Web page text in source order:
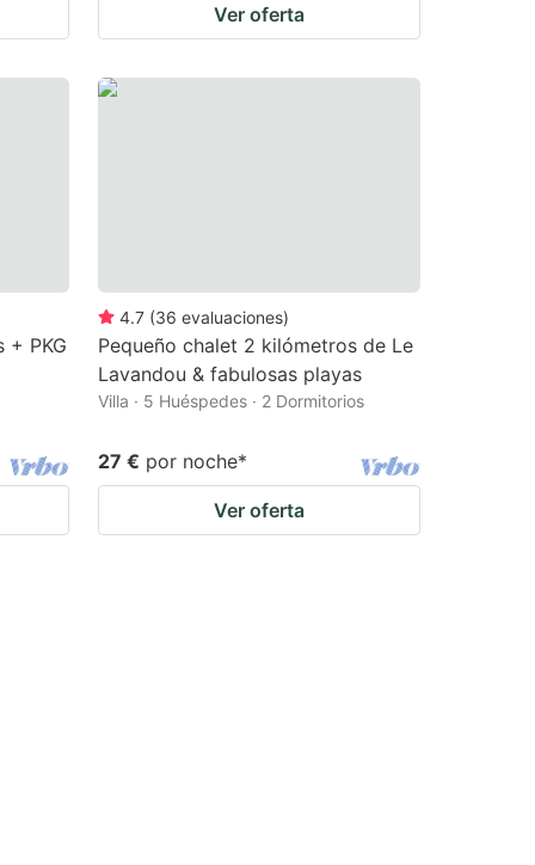
Ver oferta
+ PKG
4.7 (36 evaluaciones)
Pequeño chalet 2 kilómetros de Le
Lavandou & fabulosas playas
Villa · 5 Huéspedes · 2 Dormitorios
27 € por noche*
Ver oferta